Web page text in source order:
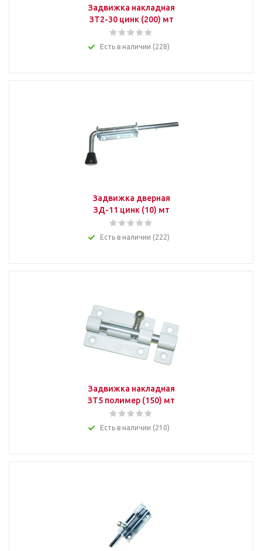
Задвижка накладная
ЗТ2-30 цинк (200) мт
Есть в наличии (228)
Задвижка дверная
ЗД-11 цинк (10) мт
Есть в наличии (222)
Задвижка накладная
ЗТ5 полимер (150) мт
Есть в наличии (210)